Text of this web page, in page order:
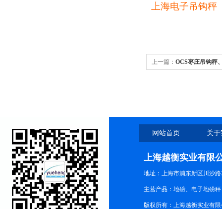
上海电子吊钩秤
上一篇： OCS枣庄吊钩秤
网站首页 关
上海越衡实业有限
地址：上海市浦东新区川沙路
主营产品：地磅、电子地磅
版权所有：上海越衡实业有